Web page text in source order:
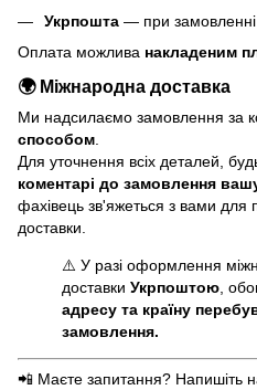
Укрпошта — при замовленні
Оплата можлива накладеним
🌍 Міжнародна доставка
Ми надсилаємо замовлення за
способом
Для уточнення всіх деталей,
коментарі до замовлення
фахівець зв'яжеться з вами для
доставки.
⚠️ У разі оформлення
доставки Укрпоштою ,
адресу та країну
замовлення.
📲 Маєте запитання? Напишіть